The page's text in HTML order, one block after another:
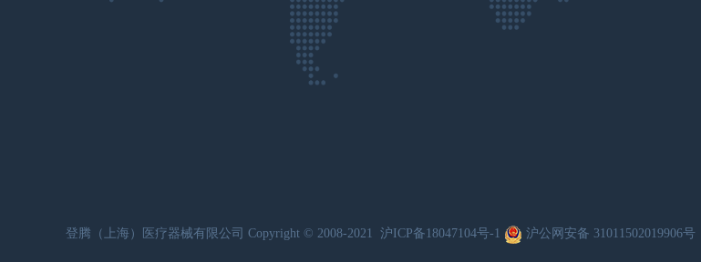
登腾（上海）医疗器械有限公司 Copyright © 2008-2021 沪ICP备18047104号-1 沪公网安备 31011502019906号